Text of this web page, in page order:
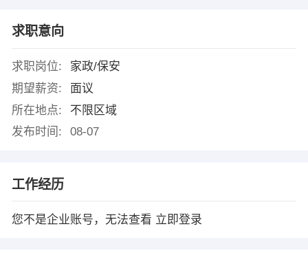
求职意向
求职岗位:
家政/保安
期望薪资:
面议
所在地点:
不限区域
发布时间:
08-07
工作经历
您不是企业账号，无法查看 立即登录